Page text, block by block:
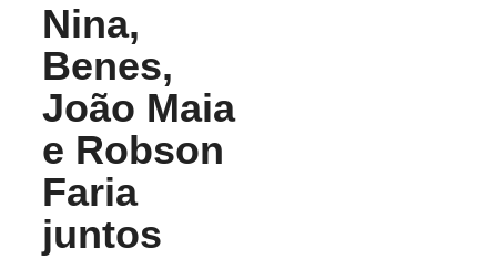
Nina,
Benes,
João Maia
e Robson
Faria
juntos